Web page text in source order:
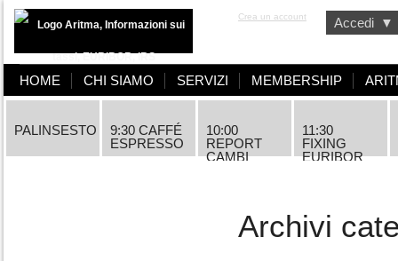
Aritma Accedi ▼
Crea un account
HOME CHI SIAMO SERVIZI MEMBERSHIP
PALINSESTO
9:30 CAFFÉ
ESPRESSO
10:00
REPORT
CAMBI
11:30
FIXING
EURIBOR
Archivi